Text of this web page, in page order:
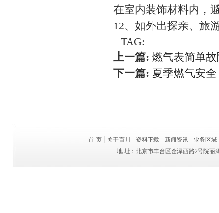
在室内装饰材料内，
12、如外出探亲、旅
TAG:
上一篇: 燃气表简单
下一篇: 夏季燃气安
首 页 关于百川 资料下载 新闻资讯
业务区域
地 址：北京市丰台区金泽西路2号院丽